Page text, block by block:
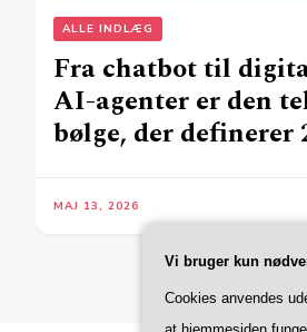
ALLE INDLÆG
Fra chatbot til
AI-agenter er den
bølge, der definerer
MAJ 13, 2026
Vi bruger kun
Cookies anvendes